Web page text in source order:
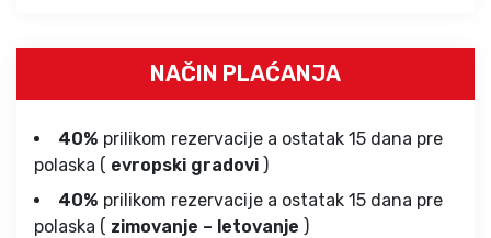
NAČIN PLAĆANJA
40% prilikom rezervacije a ostatak 15 dana pre
polaska ( evropski gradovi )
40% prilikom rezervacije a ostatak 15 dana pre
polaska ( zimovanje – letovanje )